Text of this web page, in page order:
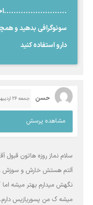
سونوگرافی بدهید و
دارو استفاده کنید
حسن جمعه ۲۶ اردیبهشت ۹۹( 6 سال پیش)
مشاهده پرسش
آلتم هستش خارش و سوزش
میشه ک من پسوریازیس